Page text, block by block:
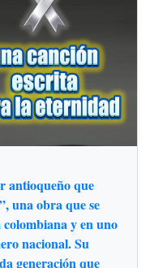
antioqueño que
una obra que se
y en uno
nacional. Su
generación que